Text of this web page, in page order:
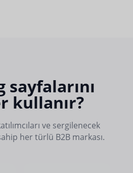
sayfalarını
kullanır?
ve sergilenecek
her türlü B2B markası.